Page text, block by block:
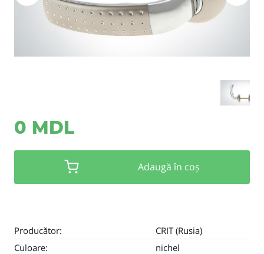
0 MDL
Adaugă în coș
Producător:
CRIT (Rusia)
Culoare:
nichel